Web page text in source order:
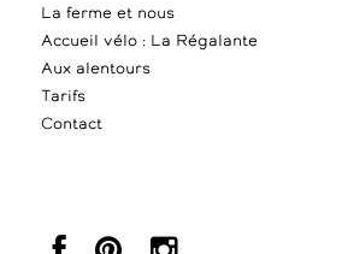
La ferme et nous
Accueil vélo : La Régalante
Aux alentours
Tarifs
Contact